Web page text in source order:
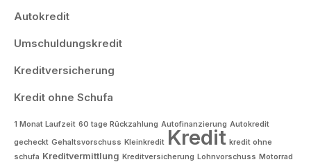
Autokredit
Umschuldungskredit
Kreditversicherung
Kredit ohne Schufa
1 Monat Laufzeit 60 tage Rückzahlung Autofinanzierung Autokredit
gecheckt Gehaltsvorschuss Kleinkredit Kredit kredit ohne
schufa Kreditvermittlung Kreditversicherung Lohnvorschuss Motorrad